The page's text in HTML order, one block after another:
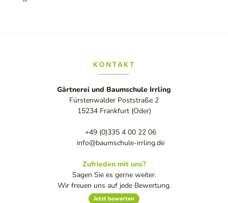
KONTAKT
Gärtnerei und Baumschule Irrling
Fürstenwalder Poststraße 2
15234 Frankfurt (Oder)
+49 (0)335 4 00 22 06
info@baumschule-irrling.de
Zufrieden mit uns?
Sagen Sie es gerne weiter.
Wir freuen uns auf jede Bewertung.
Jetzt bewerten